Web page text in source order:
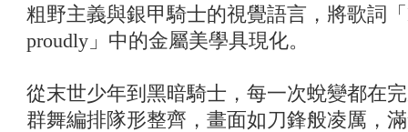
粗野主義與銀甲騎士的視覺語言，將歌詞「
proudly」中的金屬美學具現化。
從末世少年到黑暗騎士，每一次蛻變都在
群舞編排隊形整齊，畫面如刀鋒般凌厲，